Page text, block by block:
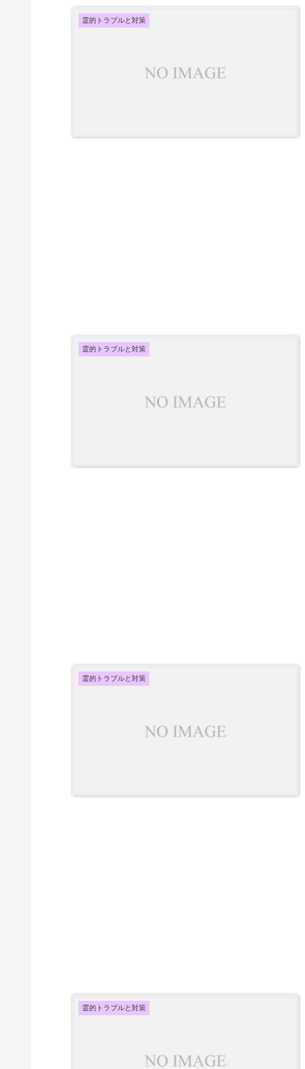
霊的トラブルと対策
霊的トラブルと対策
霊的トラブルと対策
霊的トラブルと対策